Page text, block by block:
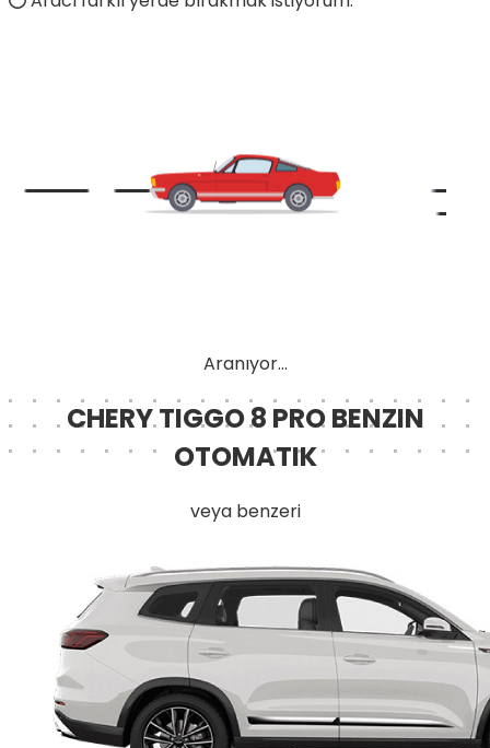
Aranıyor...
CHERY TIGGO 8 PRO BENZIN
OTOMATIK
veya benzeri